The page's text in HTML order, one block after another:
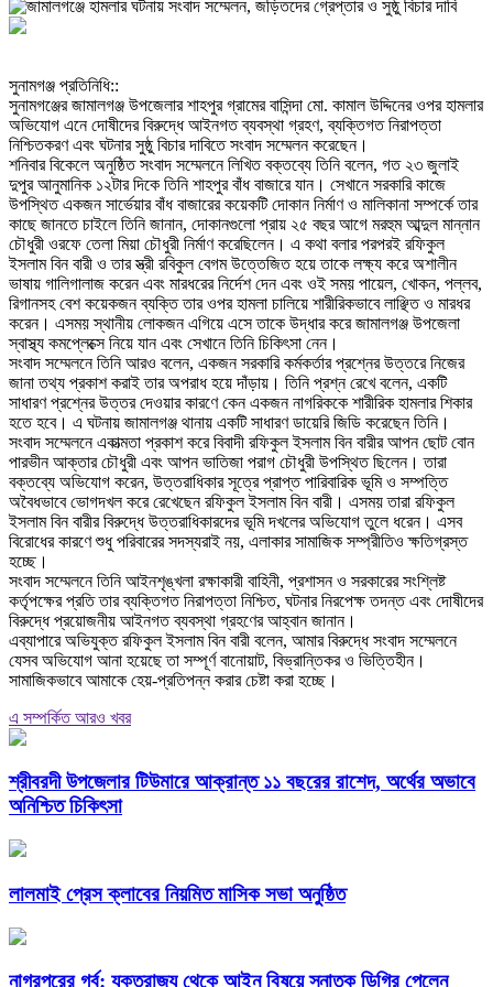
‎সুনামগঞ্জ প্রতিনিধি::
‎সুনামগঞ্জের জামালগঞ্জ উপজেলার শাহপুর গ্রামের বাসিন্দা মো. কামাল উদ্দিনের ওপর হামলার
অভিযোগ এনে দোষীদের বিরুদ্ধে আইনগত ব্যবস্থা গ্রহণ, ব্যক্তিগত নিরাপত্তা
নিশ্চিতকরণ এবং ঘটনার সুষ্ঠু বিচার দাবিতে সংবাদ সম্মেলন করেছেন।
‎শনিবার বিকেলে অনুষ্ঠিত সংবাদ সম্মেলনে লিখিত বক্তব্যে তিনি বলেন, গত ২৩ জুলাই
দুপুর আনুমানিক ১২টার দিকে তিনি শাহপুর বাঁধ বাজারে যান। সেখানে সরকারি কাজে
উপস্থিত একজন সার্ভেয়ার বাঁধ বাজারের কয়েকটি দোকান নির্মাণ ও মালিকানা সম্পর্কে তার
কাছে জানতে চাইলে তিনি জানান, দোকানগুলো প্রায় ২৫ বছর আগে মরহুম আব্দুল মান্নান
চৌধুরী ওরফে তেলা মিয়া চৌধুরী নির্মাণ করেছিলেন। এ কথা বলার পরপরই রফিকুল
ইসলাম বিন বারী ও তার স্ত্রী রবিকুল বেগম উত্তেজিত হয়ে তাকে লক্ষ্য করে অশালীন
ভাষায় গালিগালাজ করেন এবং মারধরের নির্দেশ দেন এবং ওই সময় পায়েল, খোকন, পল্লব,
রিগানসহ বেশ কয়েকজন ব্যক্তি তার ওপর হামলা চালিয়ে শারীরিকভাবে লাঞ্ছিত ও মারধর
করেন। এসময় স্থানীয় লোকজন এগিয়ে এসে তাকে উদ্ধার করে জামালগঞ্জ উপজেলা
স্বাস্থ্য কমপ্লেক্সে নিয়ে যান এবং সেখানে তিনি চিকিৎসা নেন।
‎সংবাদ সম্মেলনে তিনি আরও বলেন, একজন সরকারি কর্মকর্তার প্রশ্নের উত্তরে নিজের
জানা তথ্য প্রকাশ করাই তার অপরাধ হয়ে দাঁড়ায়। তিনি প্রশ্ন রেখে বলেন, একটি
সাধারণ প্রশ্নের উত্তর দেওয়ার কারণে কেন একজন নাগরিককে শারীরিক হামলার শিকার
হতে হবে। এ ঘটনায় জামালগঞ্জ থানায় একটি সাধারণ ডায়েরি জিডি করেছেন তিনি।
‎সংবাদ সম্মেলনে একাত্মতা প্রকাশ করে বিবাদী রফিকুল ইসলাম বিন বারীর আপন ছোট বোন
পারভীন আক্তার চৌধুরী এবং আপন ভাতিজা পরাগ চৌধুরী উপস্থিত ছিলেন। তারা
বক্তব্যে অভিযোগ করেন, উত্তরাধিকার সূত্রে প্রাপ্ত পারিবারিক ভূমি ও সম্পত্তি
অবৈধভাবে ভোগদখল করে রেখেছেন রফিকুল ইসলাম বিন বারী। এসময় তারা রফিকুল
ইসলাম বিন বারীর বিরুদ্ধে উত্তরাধিকারদের ভূমি দখলের অভিযোগ তুলে ধরেন। এসব
বিরোধের কারণে শুধু পরিবারের সদস্যরাই নয়, এলাকার সামাজিক সম্প্রীতিও ক্ষতিগ্রস্ত
হচ্ছে।
‎সংবাদ সম্মেলনে তিনি আইনশৃঙ্খলা রক্ষাকারী বাহিনী, প্রশাসন ও সরকারের সংশ্লিষ্ট
কর্তৃপক্ষের প্রতি তার ব্যক্তিগত নিরাপত্তা নিশ্চিত, ঘটনার নিরপেক্ষ তদন্ত এবং দোষীদের
বিরুদ্ধে প্রয়োজনীয় আইনগত ব্যবস্থা গ্রহণের আহ্বান জানান।
‎এব্যাপারে অভিযুক্ত রফিকুল ইসলাম বিন বারী বলেন, আমার বিরুদ্ধে সংবাদ সম্মেলনে
যেসব অভিযোগ আনা হয়েছে তা সম্পূর্ণ বানোয়াট, বিভ্রান্তিকর ও ভিত্তিহীন।
সামাজিকভাবে আমাকে হেয়-প্রতিপন্ন করার চেষ্টা করা হচ্ছে।
এ সম্পর্কিত আরও খবর
শ্রীবরদী উপজেলার টিউমারে আক্রান্ত ১১ বছরের রাশেদ, অর্থের অভাবে
অনিশ্চিত চিকিৎসা
লালমাই প্রেস ক্লাবের নিয়মিত মাসিক সভা অনুষ্ঠিত
নাগরপুরের গর্ব: যুক্তরাজ্য থেকে আইন বিষয়ে স্নাতক ডিগ্রি পেলেন